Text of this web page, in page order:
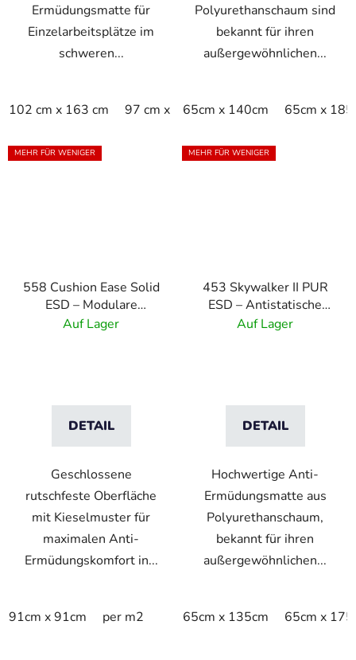
Ermüdungsmatte für
Einzelarbeitsplätze im
schweren...
102 cm x 163 cm 97 cm x 163 cm
Polyurethanschaum sind
bekannt für ihren
außergewöhnlichen...
65cm x 140cm 65cm x
MEHR FÜR WENIGER
558 Cushion Ease Solid
ESD – Modulare
antistatische Anti-
Auf Lager
DETAIL
Geschlossene
rutschfeste Oberfläche
mit Kieselmuster für
maximalen Anti-
Ermüdungskomfort in...
91cm x 91cm per m2
MEHR FÜR WENIGER
453 Skywalker II PUR
ESD – Antistatische
Polyurethanmatte mit
Auf Lager
DETAIL
Hochwertige Anti-
Ermüdungsmatte aus
Polyurethanschaum,
bekannt für ihren
außergewöhnlichen...
65cm x 135cm 65cm x